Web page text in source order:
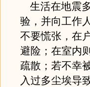
生活在地震
验，并向工作
不要慌张，在
避险；在室内
疏散；若不幸
入过多尘埃导